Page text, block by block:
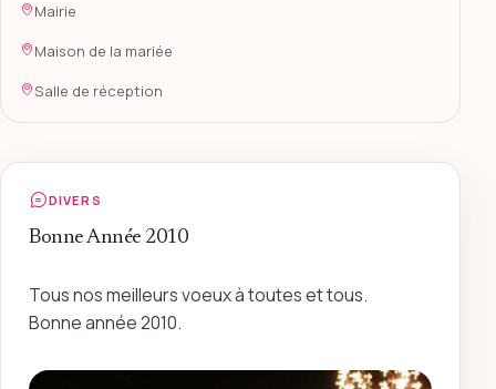
Mairie
Maison de la mariée
Salle de réception
DIVERS
Bonne Année 2010
Tous nos meilleurs voeux à toutes et tous.
Bonne année 2010.